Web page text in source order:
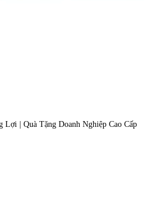
Lợi | Quà Tặng Doanh Nghiệp Cao Cấp